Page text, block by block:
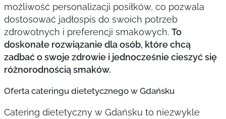
możliwość personalizacji posiłków, co pozwala
dostosować jadłospis do swoich potrzeb
zdrowotnych i preferencji smakowych. To
doskonałe rozwiązanie dla osób, które chcą
zadbać o swoje zdrowie i jednocześnie cieszyć się
różnorodnością smaków.
Oferta cateringu dietetycznego w Gdańsku
Catering dietetyczny w Gdańsku to niezwykle